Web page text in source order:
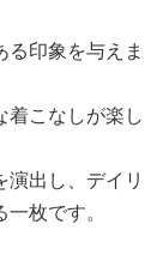
印象を与えま
着こなしが楽し
出し、デイリ
枚です。